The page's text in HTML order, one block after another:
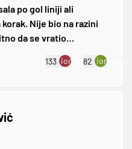
po gol liniji ali
Nije bio na razini
da se vratio…
133 ion:minus
82 ion:plus